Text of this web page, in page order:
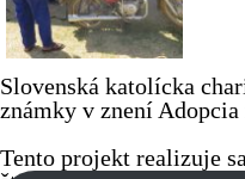
Slovenská katolícka
známky v znení
Tento projekt realizuje